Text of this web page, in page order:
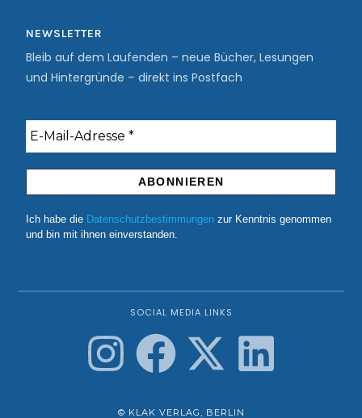
NEWSLETTER
Bleib auf dem Laufenden – neue Bücher, Lesungen
und Hintergründe – direkt ins Postfach
Ich habe die Datenschutzbestimmungen zur Kenntnis genommen
und bin mit ihnen einverstanden.
SOCIAL MEDIA LINKS
© KLAK VERLAG, BERLIN